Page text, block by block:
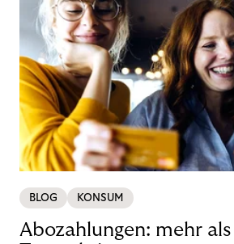
BLOG KONSUM
Abozahlungen: mehr